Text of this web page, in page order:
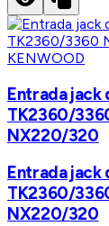
KENWOOD
Entrada jack
TK2360/
NX220/320
Entrada jack
TK2360/
NX220/320